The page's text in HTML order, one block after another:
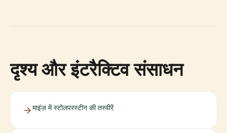
दृश्य और इंटरैक्टिव संसाधन
माइंज़ में स्टोलपरस्टीन की तस्वीरें